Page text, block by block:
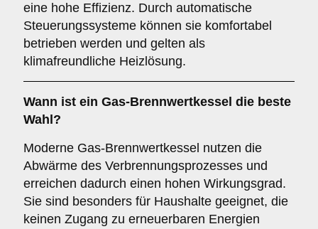
eine hohe Effizienz. Durch automatische
Steuerungssysteme können sie komfortabel
betrieben werden und gelten als
klimafreundliche Heizlösung.
Wann ist ein Gas-Brennwertkessel die beste
Wahl?
Moderne Gas-Brennwertkessel nutzen die
Abwärme des Verbrennungsprozesses und
erreichen dadurch einen hohen Wirkungsgrad.
Sie sind besonders für Haushalte geeignet, die
keinen Zugang zu erneuerbaren Energien